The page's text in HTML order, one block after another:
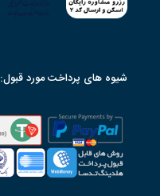
شیوه های پرداخت مورد قبول: